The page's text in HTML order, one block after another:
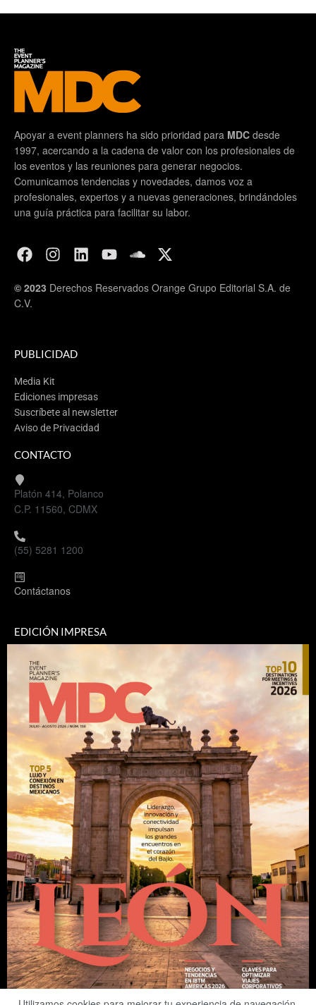
Apoyar a event planners ha sido prioridad para MDC desde
1997, acercando a la cadena de valor con los profesionales de
los eventos y las reuniones para generar negocios.
Comunicamos tendencias y novedades, damos voz a
profesionales, expertos y a nuevas generaciones, brindándoles
una guía práctica para facilitar su labor.
© 2023 Derechos Reservados Orange Grupo Editorial S.A. de
C.V.
PUBLICIDAD
Media Kit
Ediciones impresas
Suscríbete al newsletter
Aviso de Privacidad
CONTACTO
Platón 414, Polanco
C.P. 11560, CDMX
(55) 5281 1200
Contáctanos
EDICIÓN IMPRESA